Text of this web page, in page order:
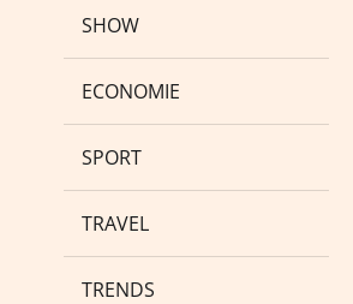
SHOW
ECONOMIE
SPORT
TRAVEL
TRENDS